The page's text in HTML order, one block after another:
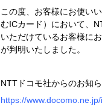
この度、お客様にお使い
むICカード）において、
いただけているお客様に
が判明いたしました。
NTTドコモ社からのお知
https://